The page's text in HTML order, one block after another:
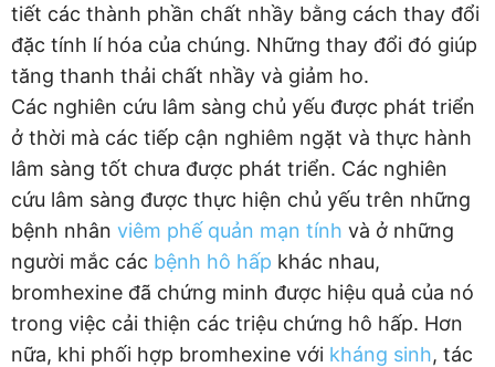
tiết các thành phần chất nhầy bằng cách thay đổi
đặc tính lí hóa của chúng. Những thay đổi đó giúp
tăng thanh thải chất nhầy và giảm ho.
Các nghiên cứu lâm sàng chủ yếu được phát triển
ở thời mà các tiếp cận nghiêm ngặt và thực hành
lâm sàng tốt chưa được phát triển. Các nghiên
cứu lâm sàng được thực hiện chủ yếu trên những
bệnh nhân viêm phế quản mạn tính và ở những
người mắc các bệnh hô hấp khác nhau,
bromhexine đã chứng minh được hiệu quả của nó
trong việc cải thiện các triệu chứng hô hấp. Hơn
nữa, khi phối hợp bromhexine với kháng sinh, tác